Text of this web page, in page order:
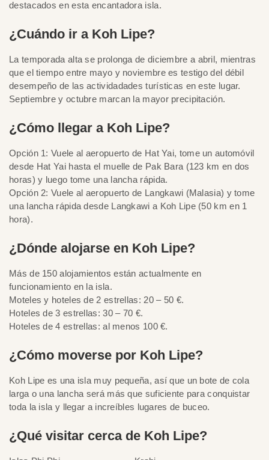
destacados en esta encantadora isla.
¿Cuándo ir a Koh Lipe?
La temporada alta se prolonga de diciembre a abril, mientras
que el tiempo entre mayo y noviembre es testigo del débil
desempeño de las actividadades turísticas en este lugar.
Septiembre y octubre marcan la mayor precipitación.
¿Cómo llegar a Koh Lipe?
Opción 1: Vuele al aeropuerto de Hat Yai, tome un automóvil
desde Hat Yai hasta el muelle de Pak Bara (123 km en dos
horas) y luego tome una lancha rápida.
Opción 2: Vuele al aeropuerto de Langkawi (Malasia) y tome
una lancha rápida desde Langkawi a Koh Lipe (50 km en 1
hora).
¿Dónde alojarse en Koh Lipe?
Más de 150 alojamientos están actualmente en
funcionamiento en la isla.
Moteles y hoteles de 2 estrellas: 20 – 50 €.
Hoteles de 3 estrellas: 30 – 70 €.
Hoteles de 4 estrellas: al menos 100 €.
¿Cómo moverse por Koh Lipe?
Koh Lipe es una isla muy pequeña, así que un bote de cola
larga o una lancha será más que suficiente para conquistar
toda la isla y llegar a increíbles lugares de buceo.
¿Qué visitar cerca de Koh Lipe?